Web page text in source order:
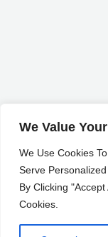
We Value
We Use Cookies
Serve
By Clicking
Cookies.